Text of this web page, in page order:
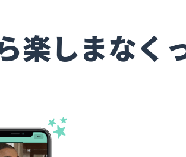
楽しまなく